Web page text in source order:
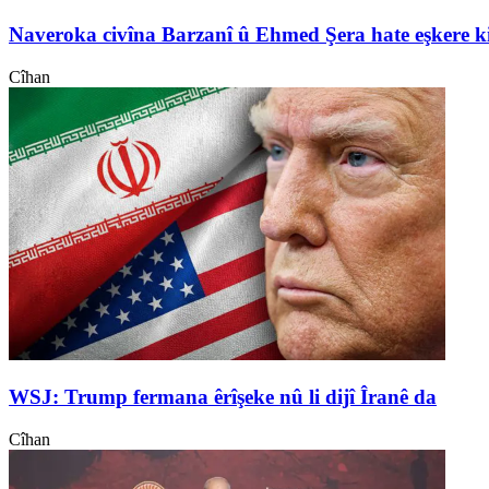
Naveroka civîna Barzanî û Ehmed Şera hate eşkere
Cîhan
WSJ: Trump fermana êrîşeke nû li dijî Îranê da
Cîhan